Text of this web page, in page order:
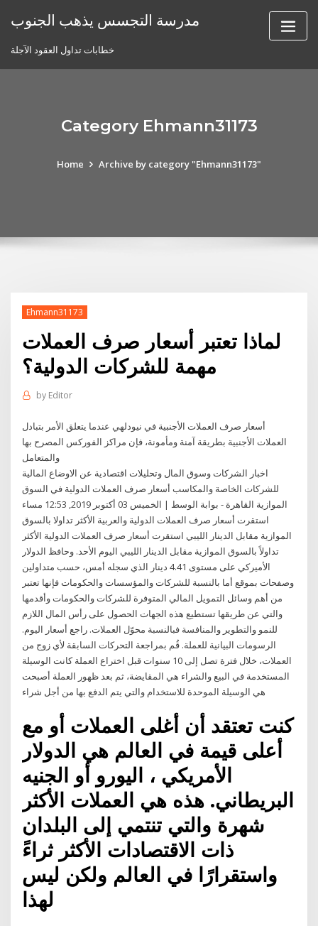
مدرسة التجسس يذهب الجنوب
خطابات تداول العقود الآجلة
Category Ehmann31173
Home Archive by category "Ehmann31173"
Ehmann31173
لماذا تعتبر أسعار صرف العملات
مهمة للشركات الدولية؟
by Editor
أسعار صرف العملات الأجنبية في نيودلهي عندما يتعلق الأمر بتبادل
العملات الأجنبية بطريقة آمنة ومأمونة، فإن مراكز الفوركس المصرح بها
والمتعامل
اخبار الشركات وسوق المال وتحليلات اقتصادية عن الاوضاع المالية
للشركات الخاصة والمكاسب أسعار صرف العملات الدولية في السوق
الموازية القاهرة - بوابة الوسط | الخميس 03 أكتوبر 2019, 12:53 مساء
استقرت أسعار صرف العملات الدولية والعربية الأكثر تداولا بالسوق
الموازية مقابل الدينار الليبي استقرت أسعار صرف العملات الدولية الأكثر
تداولاً بالسوق الموازية مقابل الدينار الليبي اليوم الأحد. وحافظ الدولار
الأميركي على مستوى 4.41 دينار الذي سجله أمس، حسب متداولين
وصفحات بموقع أما بالنسبة للشركات والمؤسسات والحكومات فإنها تعتبر
من أهم وسائل التمويل المالي المتوفرة للشركات والحكومات وأقدمها
والتي عن طريقها تستطيع هذه الجهات الحصول على رأس المال اللازم
للنمو والتطوير والمنافسة فبالنسبة محوّل العملات. راجع أسعار اليوم.
الرسومات البيانية للعملة. قُم بمراجعة التحركات السابقة لأي زوج من
العملات، خلال فترة تصل إلى 10 سنوات قبل اختراع العملة كانت الوسيلة
المستخدمة في البيع والشراء هي المقايضة، ثم بعد ظهور العملة أصبحت
هي الوسيلة الموحدة للاستخدام والتي يتم الدفع بها من أجل شراء
كنت تعتقد أن أغلى العملات أو مع
أعلى قيمة في العالم هي الدولار
الأمريكي ، اليورو أو الجنيه
البريطاني. هذه هي العملات الأكثر
شهرة والتي تنتمي إلى البلدان
ذات الاقتصادات الأكثر ثراءً
واستقرارًا في العالم ولكن ليس
لهذا